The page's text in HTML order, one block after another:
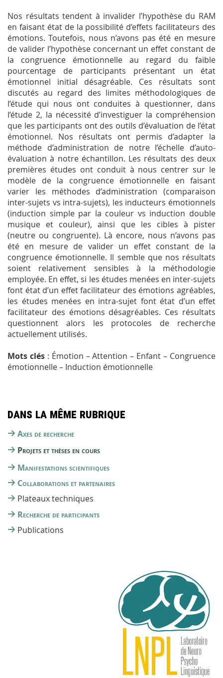
Nos résultats tendent à invalider l’hypothèse du RAM
en faisant état de la possibilité d’effets facilitateurs des
émotions. Toutefois, nous n’avons pas été en mesure
de valider l’hypothèse concernant un effet constant de
la congruence émotionnelle au regard du faible
pourcentage de participants présentant un état
émotionnel initial désagréable. Ces résultats sont
discutés au regard des limites méthodologiques de
l’étude qui nous ont conduites à questionner, dans
l’étude 2, la nécessité d’investiguer la compréhension
que les participants ont des outils d’évaluation de l’état
émotionnel. Nos résultats ont permis d’adapter la
méthode d’administration de notre l’échelle d’auto-
évaluation à notre échantillon. Les résultats des deux
premières études ont conduit à nous centrer sur le
modèle de la congruence émotionnelle en faisant
varier les méthodes d’administration (comparaison
inter-sujets vs intra-sujets), les inducteurs émotionnels
(induction simple par la couleur vs induction double
musique et couleur), ainsi que les cibles à pister
(neutre ou congruente). Là encore, nous n’avons pas
été en mesure de valider un effet constant de la
congruence émotionnelle. Il semble que nos résultats
soient relativement sensibles à la méthodologie
employée. En effet, si les études menées en inter-sujets
font état d’un effet facilitateur des émotions agréables,
les études menées en intra-sujet font état d’un effet
facilitateur des émotions désagréables. Ces résultats
questionnent alors les protocoles de recherche
actuellement utilisés.
Mots clés: Émotion – Attention – Enfant – Congruence
émotionnelle – Induction émotionnelle
Dans la même rubrique
Axes de recherche
Projets et thèses en cours
Manifestations scientifiques
Collaborations et partenaires
Plateaux techniques
Recherche de participants
Publications